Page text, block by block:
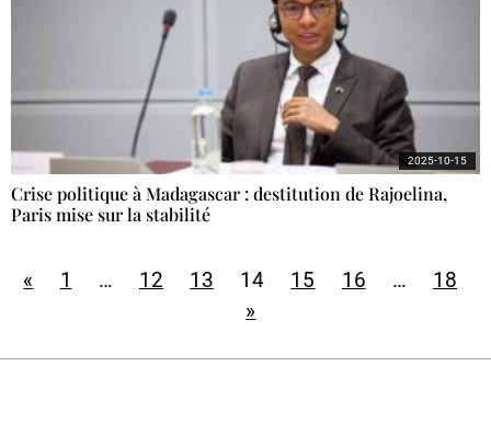
Crise politique à Madagascar : destitution de Rajoelina,
Paris mise sur la stabilité
2025-10-15
« 1 … 12 13 14 15 16 …
18
»